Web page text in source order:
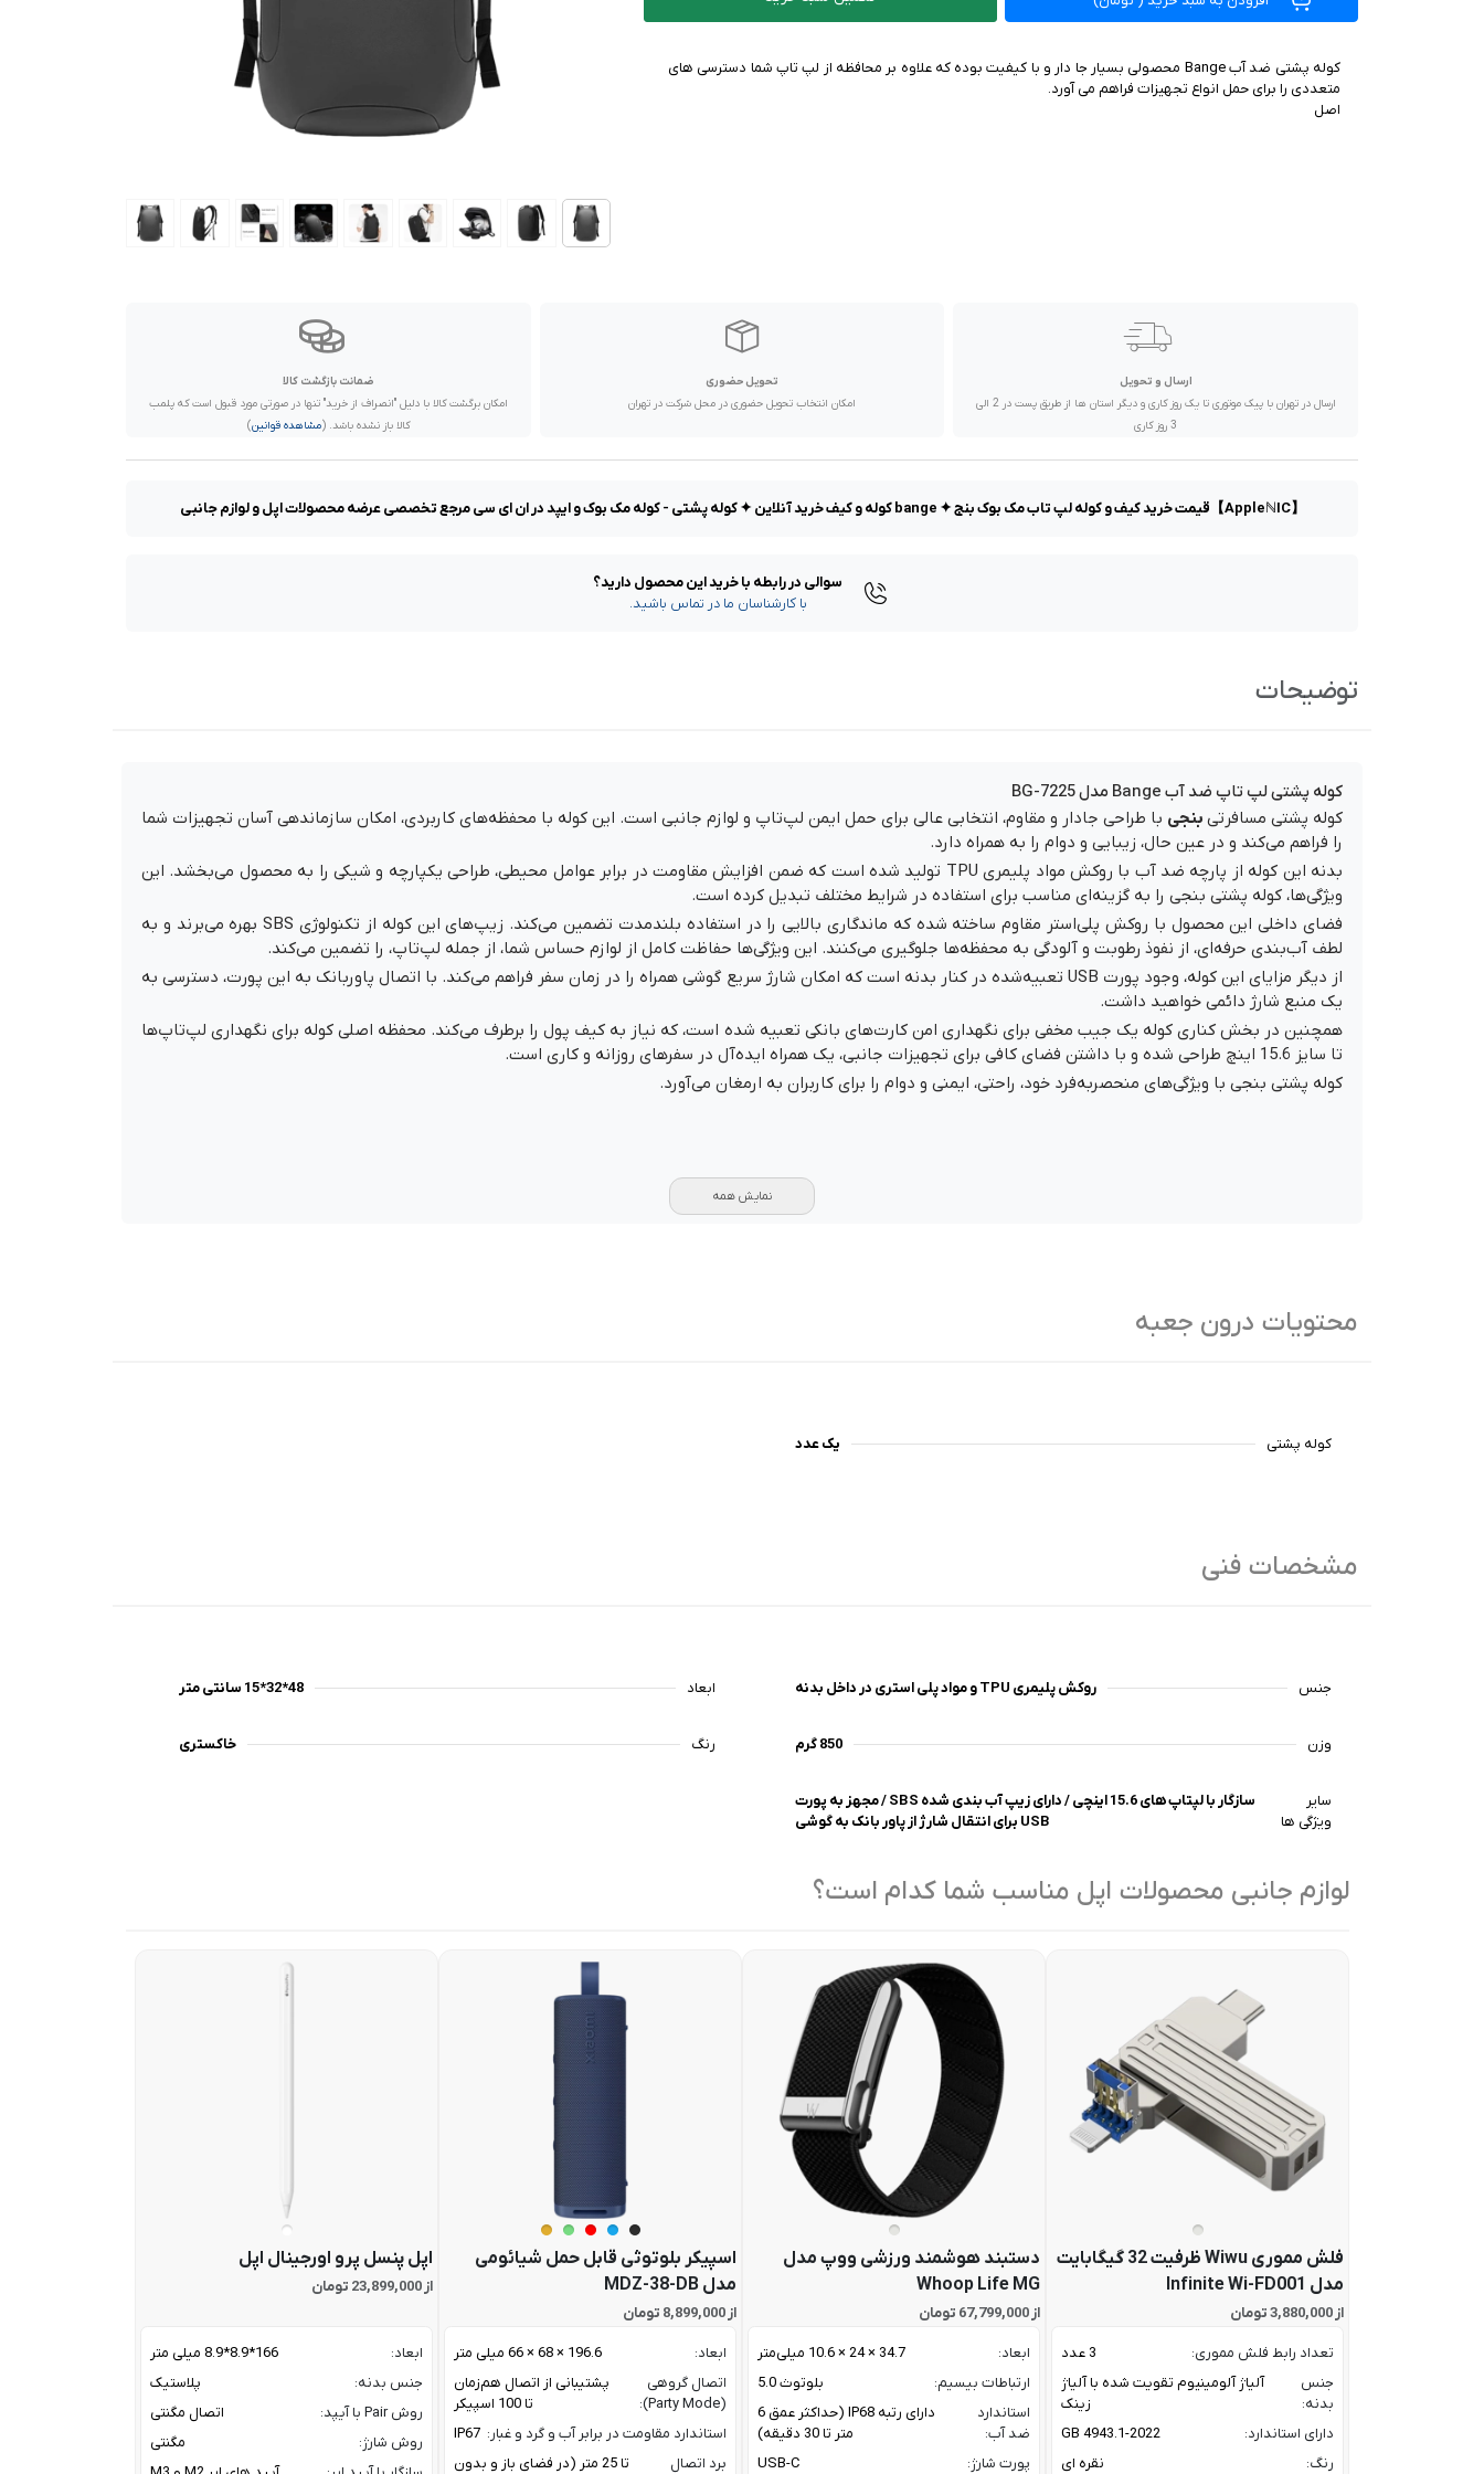
صدا و تصویر
کوله پشتی ضد آب Bange محصولی بسیار جا دار و با کیفیت بوده که علاوه بر محافظه از لپ تاپ شما دسترسی های
اصل
ارسال و تحویل
ارسال در تهران با پیک موتوری تا یک روز کاری و دیگر استان ها از طریق پست در 2 الی
3 روز کاری
تحویل حضوری
امکان انتخاب تحویل حضوری در محل شرکت در تهران
ضمانت بازگشت کالا
امکان برگشت کالا با دلیل "انصراف از خرید" تنها در صورتی مورد قبول است که پلمب
کالا باز نشده باشد. (مشاهده قوانین)
【AppleℕIC】قیمت خرید کیف و کوله لپ تاب مک بوک بنج ✦ bange کوله و کیف خرید آنلاین ✦ کوله پشتی - کوله مک بوک و ایپد در ان ای سی مرجع تخصصی عرضه محصولات اپل و لوازم جانبی
سوالی در رابطه با خرید این محصول دارید؟
با کارشناسان ما در تماس باشید.
توضیحات
کوله پشتی لپ تاپ ضد آب Bange مدل BG-7225
کوله پشتی مسافرتی بنجی با طراحی جادار و مقاوم، انتخابی عالی برای حمل ایمن لپ‌تاپ و لوازم جانبی است. این کوله با محفظه‌های کاربردی، امکان سازماندهی آسان تجهیزات شما
را فراهم می‌کند و در عین حال، زیبایی و دوام را به همراه دارد.
بدنه این کوله از پارچه ضد آب با روکش مواد پلیمری TPU تولید شده است که ضمن افزایش مقاومت در برابر عوامل محیطی، طراحی یکپارچه و شیکی را به محصول می‌بخشد. این
ویژگی‌ها، کوله پشتی بنجی را به گزینه‌ای مناسب برای استفاده در شرایط مختلف تبدیل کرده است.
فضای داخلی این محصول با روکش پلی‌استر مقاوم ساخته شده که ماندگاری بالایی را در استفاده بلندمدت تضمین می‌کند. زیپ‌های این کوله از تکنولوژی SBS بهره می‌برند و به
لطف آب‌بندی حرفه‌ای، از نفوذ رطوبت و آلودگی به محفظه‌ها جلوگیری می‌کنند. این ویژگی‌ها حفاظت کامل از لوازم حساس شما، از جمله لپ‌تاپ، را تضمین می‌کند.
از دیگر مزایای این کوله، وجود پورت USB تعبیه‌شده در کنار بدنه است که امکان شارژ سریع گوشی همراه را در زمان سفر فراهم می‌کند. با اتصال پاوربانک به این پورت، دسترسی به
یک منبع شارژ دائمی خواهید داشت.
همچنین در بخش کناری کوله یک جیب مخفی برای نگهداری امن کارت‌های بانکی تعبیه شده است، که نیاز به کیف پول را برطرف می‌کند. محفظه اصلی کوله برای نگهداری لپ‌تاپ‌ها
تا سایز 15.6 اینچ طراحی شده و با داشتن فضای کافی برای تجهیزات جانبی، یک همراه ایده‌آل در سفرهای روزانه و کاری است.
کوله پشتی بنجی با ویژگی‌های منحصربه‌فرد خود، راحتی، ایمنی و دوام را برای کاربران به ارمغان می‌آورد.
نمایش همه
محتویات درون جعبه
کوله پشتی یک عدد
مشخصات فنی
جنس روکش پلیمری TPU و مواد پلی استری در داخل بدنه ابعاد 48*32*15 سانتی متر
وزن 850 گرم رنگ خاکستری
سایر
ویژگی ها
سازگار با لپتاپ های 15.6 اینچی / دارای زیپ آب بندی شده SBS / مجهز به پورت
USB برای انتقال شارژ از پاور بانک به گوشی
لوازم جانبی محصولات اپل مناسب شما کدام است؟
فلش مموری Wiwu ظرفیت 32 گیگابایت
مدل Infinite Wi-FD001
از 3,880,000 تومان
تعداد رابط فلش مموری:
3 عدد
جنس
بدنه:
آلیاژ آلومینیوم تقویت شده با آلیاژ
زینک
دارای استاندارد:
GB 4943.1-2022
رنگ:
نقره ای
دستبند هوشمند ورزشی ووپ مدل
Whoop Life MG
از 67,799,000 تومان
ابعاد:
34.7 × 24 × 10.6 میلی‌متر
ارتباطات بیسیم:
بلوتوث 5.0
استاندارد
ضد آب:
دارای رتبه IP68 (حداکثر عمق 6
متر تا 30 دقیقه)
پورت شارژ:
USB-C
اسپیکر بلوتوثی قابل حمل شیائومی
مدل MDZ-38-DB
از 8,899,000 تومان
ابعاد:
196.6 × 68 × 66 میلی متر
اتصال گروهی
(Party Mode):
پشتیبانی از اتصال هم‌زمان
تا 100 اسپیکر
استاندارد مقاومت در برابر آب و گرد و غبار: IP67
برد اتصال
تا 25 متر (در فضای باز و بدون
اپل پنسل پرو اورجینال اپل
از 23,899,000 تومان
ابعاد:
166*8.9*8.9 میلی متر
جنس بدنه:
پلاستیک
روش Pair با آیپد:
اتصال مگنتی
روش شارژ:
مگنتی